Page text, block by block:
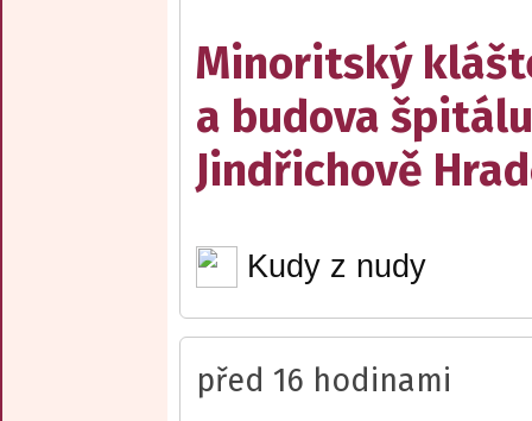
Minoritský
a budova
Jindřichově
Kudy z nudy
před 16 hodinami